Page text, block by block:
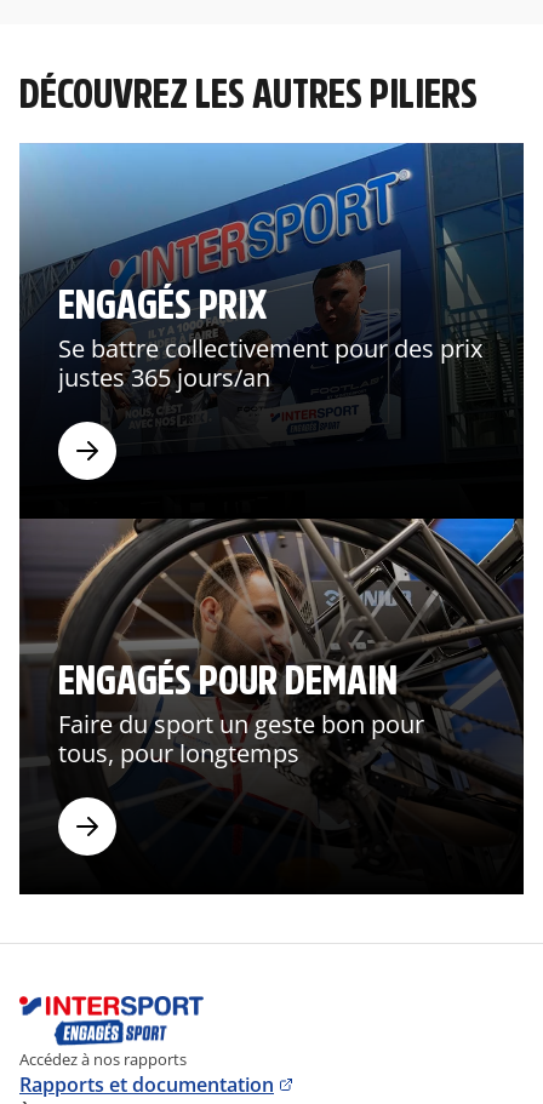
DÉCOUVREZ LES AUTRES PILIERS
ENGAGÉS PRIX
Se battre collectivement pour des prix
justes 365 jours/an
ENGAGÉS POUR DEMAIN
Faire du sport un geste bon pour
tous, pour longtemps
Accédez à nos rapports
Rapports et documentation